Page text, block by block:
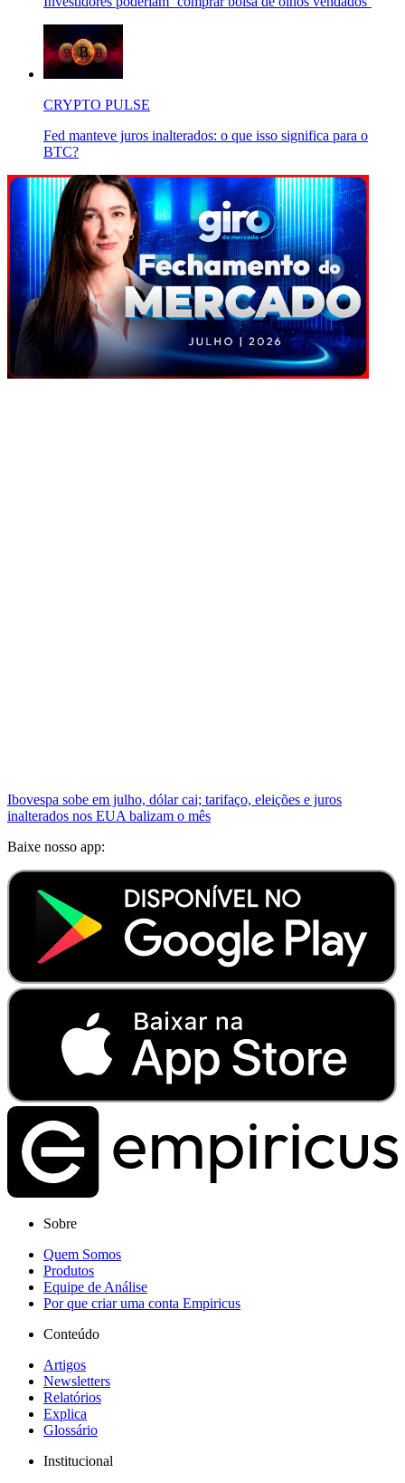
CRYPTO PULSE
Fed manteve juros inalterados: o que isso significa para o
BTC?
Ibovespa sobe em julho, dólar cai; tarifaço, eleições e juros
inalterados nos EUA balizam o mês
Baixe nosso app:
Sobre
Quem Somos
Produtos
Equipe de Análise
Por que criar uma conta Empiricus
Conteúdo
Artigos
Newsletters
Relatórios
Explica
Glossário
Institucional